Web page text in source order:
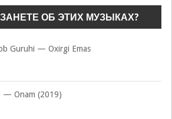
ОБ ЭТИХ МУЗЫКАХ?
Guruhi — Oxirgi Emas
— Onam (2019)